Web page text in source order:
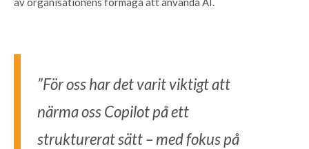
”För oss har det varit viktigt att
närma oss Copilot på ett
strukturerat sätt – med fokus på